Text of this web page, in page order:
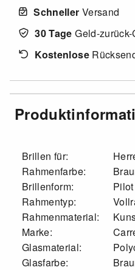
Schneller Versand
30 Tage Geld-
Kostenlose
Brillen für:
Rahmenfarbe:
Brillenform:
Pilot
Rahmentyp:
Rahmenmaterial:
Marke:
Glasmaterial:
Glasfarbe: